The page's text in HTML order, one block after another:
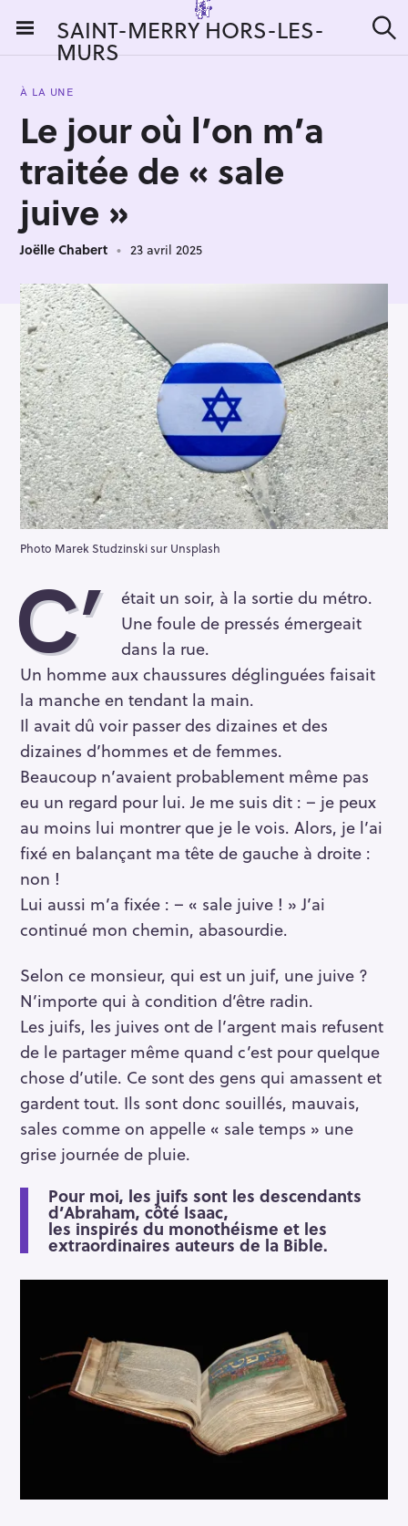
i
SAINT-MERRY HORS-LES-
MURS e
À LA UNE
Le jour où l’on m’a
traitée de « sale
juive »
Joëlle Chabert 23 avril 2025
Photo Marek Studzinski sur Unsplash
C’
était un soir, à la sortie du métro.
Une foule de pressés émergeait
dans la rue.
Un homme aux chaussures déglinguées faisait
la manche en tendant la main.
Il avait dû voir passer des dizaines et des
dizaines d’hommes et de femmes.
Beaucoup n’avaient probablement même pas
eu un regard pour lui. Je me suis dit : – je peux
au moins lui montrer que je le vois. Alors, je l’ai
fixé en balançant ma tête de gauche à droite :
non !
Lui aussi m’a fixée : – « sale juive ! » J’ai
continué mon chemin, abasourdie.
Selon ce monsieur, qui est un juif, une juive ?
N’importe qui à condition d’être radin.
Les juifs, les juives ont de l’argent mais refusent
de le partager même quand c’est pour quelque
chose d’utile. Ce sont des gens qui amassent et
gardent tout. Ils sont donc souillés, mauvais,
sales comme on appelle « sale temps » une
grise journée de pluie.
Pour moi, les juifs sont les descendants
d’Abraham, côté Isaac,
les inspirés du monothéisme et les
extraordinaires auteurs de la Bible.